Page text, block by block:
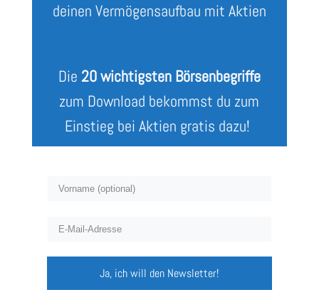
deinen Vermögensaufbau mit Aktien
Die 20 wichtigsten Börsenbegriffe
zum Download bekommst du zum
Einstieg bei Aktien gratis dazu!
Ja, ich will den Newsletter!